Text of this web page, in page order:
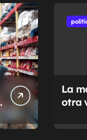
La
otra